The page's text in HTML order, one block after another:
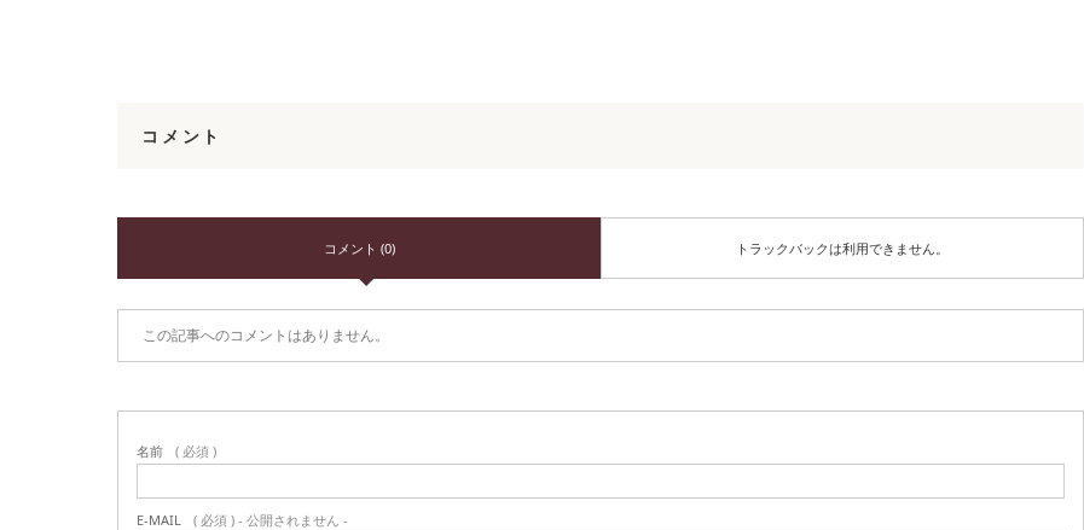
コメント
コメント (0) トラックバックは利用できません。
この記事へのコメントはありません。
名前 ( 必須 )
E-MAIL ( 必須 ) - 公開されません -